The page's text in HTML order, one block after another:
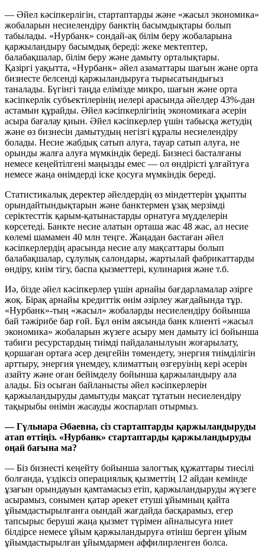
— Әйел кәсіпкерлігін, стартаптарды және «жасыл экономика»
жобаларын несиелендіру банктің басымдықтары болып
табылады. «Нурбанк» сондай-ақ білім беру жобаларына
қаржыландыру басымдық береді: жеке мектептер,
балабақшалар, білім беру және дамыту орталықтары.
Қазіргі уақытта, «Нурбанк» әйел азаматтары шағын және орта
бизнесте белсенді қаржыландыруға тырысатындығыз
таналады. Бүгінгі таңда елімізде микро, шағын және орта
кәсіпкерлік субъектілерінің иелері арасында әйелдер 43%-дан
астамын құрайды. Әйел кәсіпкерлігінің экономикаға әсерін
асыра бағалау қиын. Әйел кәсіпкерлер үшін табысқа жетудің
және өз бизнесін дамытудың негізгі құралы несиелендіру
болады. Несие жабдық сатып алуға, тауар сатып алуға, не
орынды жалға алуға мүмкіндік береді. Бизнесі басталғаны
немесе кеңейтілгені маңызды емес — ол өндірісті ұлғайтуға
немесе жаңа өнімдерді іске қосуға мүмкіндік береді.
Статистикалық деректер әйелдердің өз міндеттерін ұқыпты
орындайтындықтарын және банктермен ұзақ мерзімді
серіктесттік қарым-қатынастарды орнатуға мүдделерін
көрсетеді. Банкте несие алатын орташа жас 48 жас, ал несие
көлемі шамамен 40 млн теңге. Жаңадан бастаған әйел
кәсіпкерлердің арасында несие алу мақсаттары болып
балабақшалар, сұлулық салондары, жартылай фабрикаттарды
өндіру, киім тігу, баспа қызметтері, кулинария және т.б.
Иә, бізде әйел кәсіпкерлер үшін арнайы бағдарламалар әзірге
жоқ. Бірақ арнайы кредиттік өнім әзірлеу жағдайында тұр.
«Нурбанк»-тың «жасыл» жобаларды несиелендіру бойынша
бай тәжірибе бар ғой. Бұл өнім аясында банк клиенті «жасыл
экономика» жобаларын жүзеге асыру мен дамыту ісі бойынша
табиғи ресурстардың тиімді пайдаланылуын жоғарылату,
қоршаған ортаға әсер деңгейін төмендету, энергия тиімділігін
арттыру, энергия үнемдеу, климаттың өзгеруінің кері әсерін
азайту және оған бейімделу бойынша қаржыландыру ала
алады. Біз осыған байланысты әйел кәсіпкерлерін
қаржыландыруды дамытуды мақсат тұтатын несиелендіру
тақырыбы өнімін жасауды жоспарлап отырмыз.
— Гүльнара Әбаевна, сіз стартаптарды қаржыландыруды
атап өттіңіз. «Нурбанк» стартаптарды қаржыландыруды
оңай бағына ма?
— Біз бизнесті кеңейту бойынша залогтық құжаттары тиесілі
болғанда, үздіксіз операциялық қызметтің 12 айдан кемінде
ұзағын орындауын қамтамасыз етіп, қаржыландыруды жүзеге
асырамыз, сонымен қатар әрекет етуші ұйымның қайта
ұйымдастырылғанға оындай жағдайда басқарамыз, егер
тапсырыс беруші жаңа қызмет түрімен айналысуға ниет
білдірсе немесе ұйым қаржыландыруға өтініш берген ұйым
ұйымдастырылған ұйымдармен аффилирленген болса.